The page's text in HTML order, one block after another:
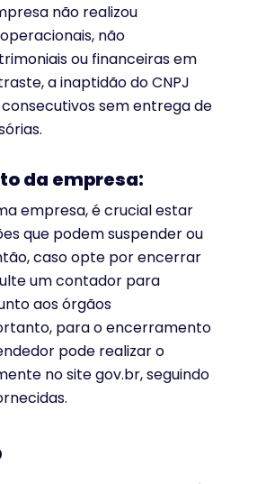
não realizou
não
ou financeiras em
a inaptidão do CNPJ
sem entrega de
da empresa:
empresa, é crucial estar
que podem suspender ou
caso opte por encerrar
um contador para
aos órgãos
para o encerramento
pode realizar o
no site gov.br, seguindo